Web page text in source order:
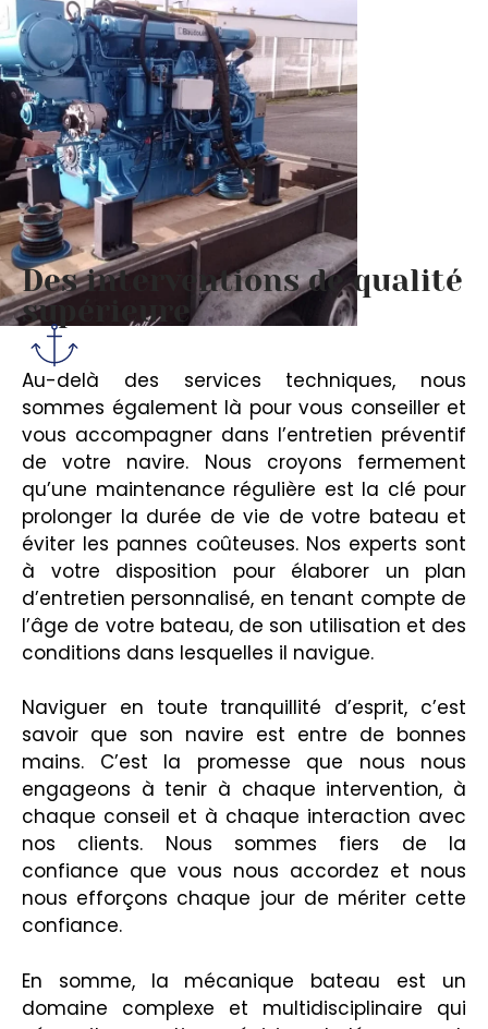
Des interventions de qualité
supérieure
Au-delà des services techniques, nous
sommes également là pour vous conseiller et
vous accompagner dans l’entretien préventif
de votre navire. Nous croyons fermement
qu’une maintenance régulière est la clé pour
prolonger la durée de vie de votre bateau et
éviter les pannes coûteuses. Nos experts sont
à votre disposition pour élaborer un plan
d’entretien personnalisé, en tenant compte de
l’âge de votre bateau, de son utilisation et des
conditions dans lesquelles il navigue.
Naviguer en toute tranquillité d’esprit, c’est
savoir que son navire est entre de bonnes
mains. C’est la promesse que nous nous
engageons à tenir à chaque intervention, à
chaque conseil et à chaque interaction avec
nos clients. Nous sommes fiers de la
confiance que vous nous accordez et nous
nous efforçons chaque jour de mériter cette
confiance.
En somme, la mécanique bateau est un
domaine complexe et multidisciplinaire qui